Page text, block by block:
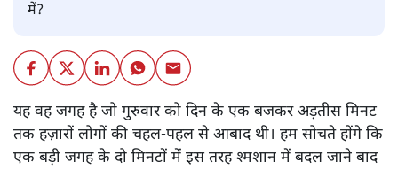
में?
यह वह जगह है जो गुरुवार को दिन के एक बजकर अड़तीस मिनट
तक हज़ारों लोगों की चहल-पहल से आबाद थी। हम सोचते होंगे कि
एक बड़ी जगह के दो मिनटों में इस तरह श्मशान में बदल जाने बाद